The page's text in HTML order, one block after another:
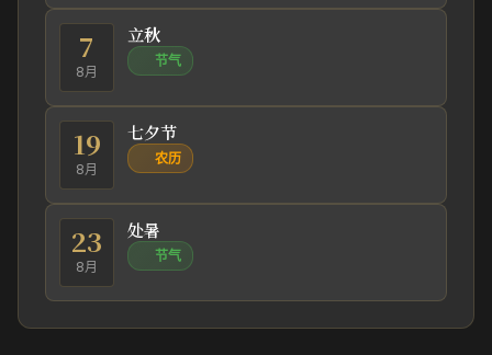
7
8月
立秋
节气
19
8月
七夕节
农历
23
8月
处暑
节气